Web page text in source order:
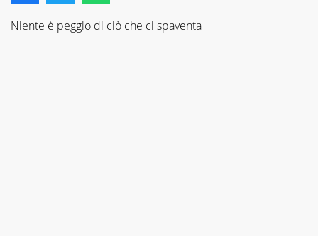
Niente è peggio di ciò che ci spaventa